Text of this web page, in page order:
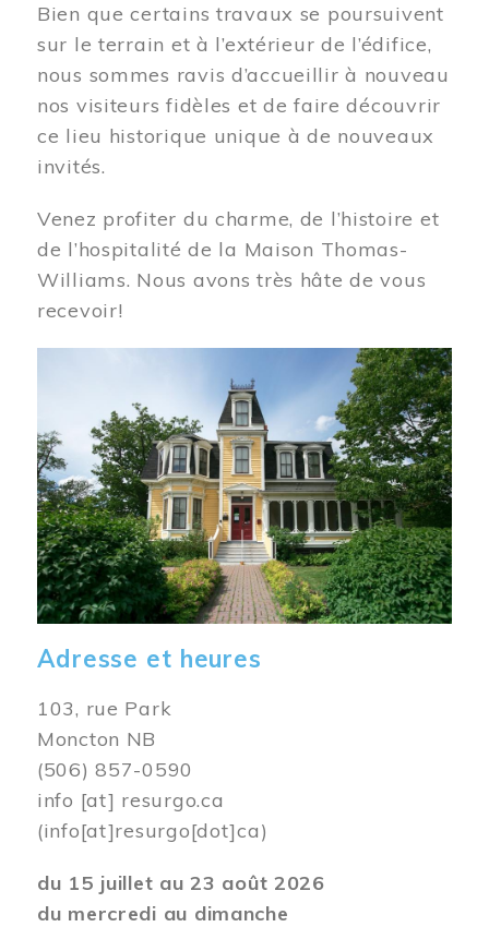
Bien que certains travaux se poursuivent
sur le terrain et à l’extérieur de l’édifice,
nous sommes ravis d’accueillir à nouveau
nos visiteurs fidèles et de faire découvrir
ce lieu historique unique à de nouveaux
invités.
Venez profiter du charme, de l’histoire et
de l’hospitalité de la Maison Thomas-
Williams. Nous avons très hâte de vous
recevoir!
Adresse et heures
103, rue Park
Moncton NB
(506) 857-0590
info [at] resurgo.ca
(info[at]resurgo[dot]ca)
du 15 juillet au 23 août 2026
du mercredi au dimanche